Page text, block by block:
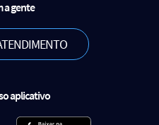
a gente
aplicativo